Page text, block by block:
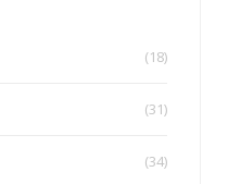
(18)
(31)
(34)